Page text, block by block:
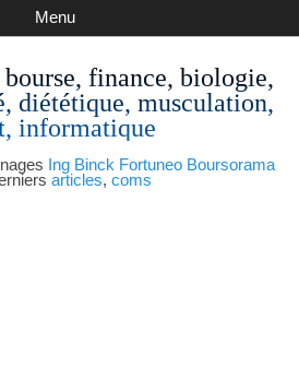
bourse, finance, biologie,
diététique, musculation,
informatique
Ing Binck Fortuneo Boursorama
articles, coms
Menu